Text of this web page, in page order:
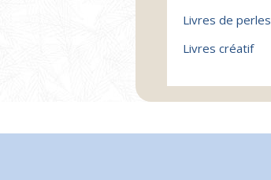
Livres de perles
Livres créatif